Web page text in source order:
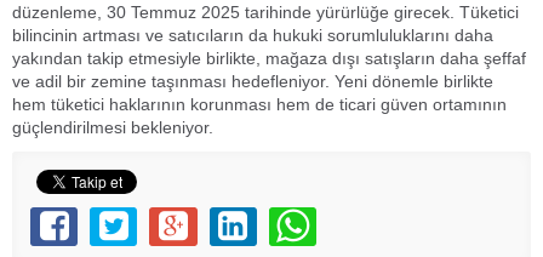
düzenleme, 30 Temmuz 2025 tarihinde yürürlüğe girecek. Tüketici
bilincinin artması ve satıcıların da hukuki sorumluluklarını daha
yakından takip etmesiyle birlikte, mağaza dışı satışların daha şeffaf
ve adil bir zemine taşınması hedefleniyor. Yeni dönemle birlikte
hem tüketici haklarının korunması hem de ticari güven ortamının
güçlendirilmesi bekleniyor.